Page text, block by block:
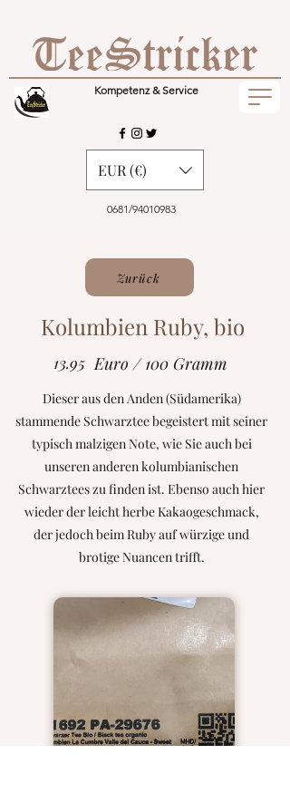
Kompetenz & Service
0681/94010983
EUR (€)
Zurück
Kolumbien Ruby, bio
13.95 Euro / 100 Gramm
Dieser aus den Anden (Südamerika)
stammende Schwarztee begeistert mit seiner
typisch malzigen Note, wie Sie auch bei
unseren anderen kolumbianischen
Schwarztees zu finden ist. Ebenso auch hier
wieder der leicht herbe Kakaogeschmack,
der jedoch beim Ruby auf würzige und
brotige Nuancen trifft.